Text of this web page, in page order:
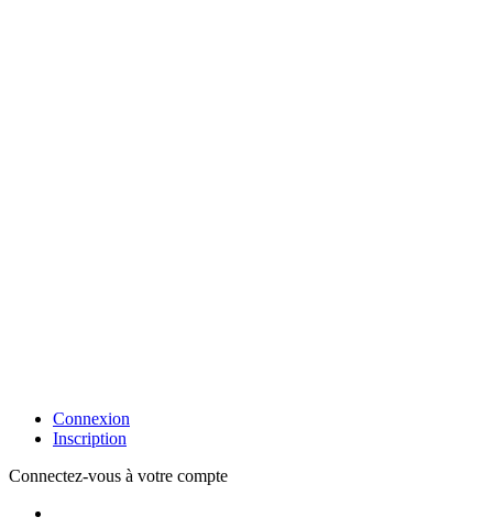
Connexion
Inscription
Connectez-vous à votre compte